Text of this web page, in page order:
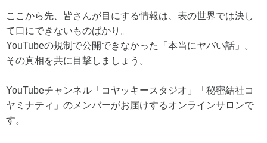
ここから先、皆さんが目にする情報は、表の世界では決し
て口にできないものばかり。
YouTubeの規制で公開できなかった「本当にヤバい話」。
その真相を共に目撃しましょう。
YouTubeチャンネル「コヤッキースタジオ」「秘密結社コ
ヤミナティ」のメンバーがお届けするオンラインサロンで
す。